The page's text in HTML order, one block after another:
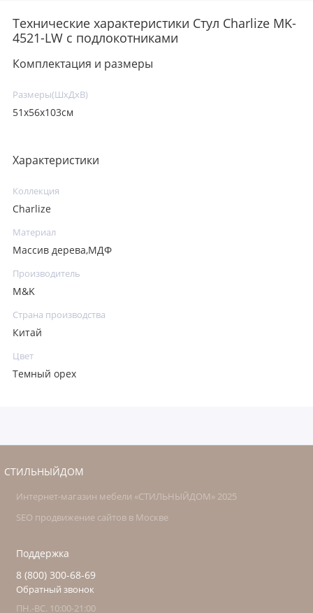
Технические характеристики Стул Charlize MK-
4521-LW с подлокотниками
Комплектация и размеры
Размеры(ШхДхВ)
51х56х103см
Характеристики
Коллекция
Charlize
Материал
Массив дерева,МДФ
Производитель
M&K
Страна производства
Китай
Цвет
Темный орех
СТИЛЬНЫЙДОМ
Интернет-магазин мебели «СТИЛЬНЫЙДОМ» 2025
SEO продвижение сайтов в Москве
Поддержка
8 (800) 300-68-69
Обратный звонок
ПН.-ВС. 10:00-21:00